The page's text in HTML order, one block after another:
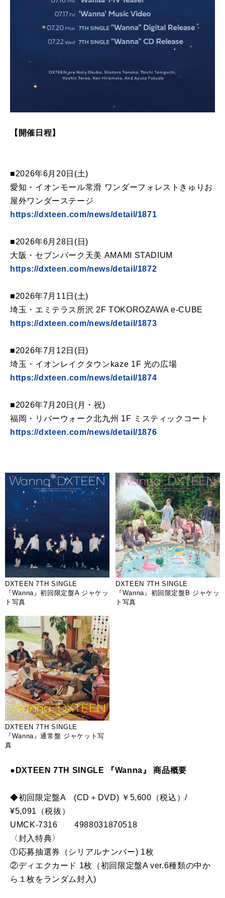
【開催日程】
■2026年6月20日(土)
愛知・イオンモール常滑 ワンダーフォレストきゅりお
屋外ワンダーステージ
https://dxteen.com/news/detail/1871
■2026年6月28日(日)
大阪・セブンパーク天美 AMAMI STADIUM
https://dxteen.com/news/detail/1872
■2026年7月11日(土)
埼玉・エミテラス所沢 2F TOKOROZAWA e-CUBE
https://dxteen.com/news/detail/1873
■2026年7月12日(日)
埼玉・イオンレイクタウンkaze 1F 光の広場
https://dxteen.com/news/detail/1874
■2026年7月20日(月・祝)
福岡・リバーウォーク北九州 1F ミスティックコート
https://dxteen.com/news/detail/1876
DXTEEN 7TH SINGLE
『Wanna』初回限定盤A ジャケッ
ト写真
DXTEEN 7TH SINGLE
『Wanna』初回限定盤B ジャケッ
ト写真
DXTEEN 7TH SINGLE
『Wanna』通常盤 ジャケット写
真
●DXTEEN 7TH SINGLE 『Wanna』 商品概要
◆初回限定盤A (CD＋DVD) ￥5,600（税込）/
¥5,091（税抜）
UMCK-7316 4988031870518
〈封入特典〉
①応募抽選券（シリアルナンバー) 1枚
②ディエクカード 1枚（初回限定盤A ver.6種類の中か
ら１枚をランダム封入)